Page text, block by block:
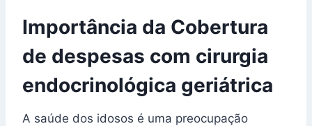
Importância da Cobertura
de despesas com cirurgia
endocrinológica geriátrica
A saúde dos idosos é uma preocupação